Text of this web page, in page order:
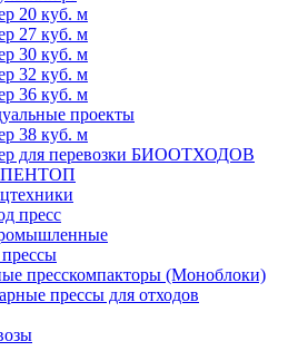
20 куб. м
27 куб. м
30 куб. м
32 куб. м
36 куб. м
проекты
38 куб. м
для перевозки БИООТХОДОВ
пресс
пресскомпакторы (Моноблоки)
прессы для отходов